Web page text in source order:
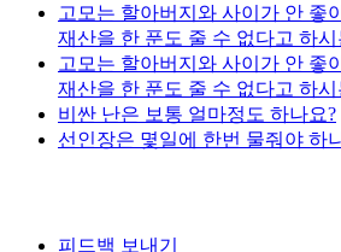
고모는 할아버지와 사이가 안 좋
재산을 한 푼도 줄 수 없다고 하
고모는 할아버지와 사이가 안 좋
재산을 한 푼도 줄 수 없다고 하
비싼 난은 보통 얼마정도 하나요?
선인장은 몇일에 한번 물줘야 하
피드백 보내기